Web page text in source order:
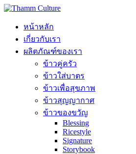
หน้าหลัก
เกี่ยวกับเรา
ผลิตภัณฑ์ของเรา
ข้าวคู่ครัว
ข้าวใส่บาตร
ข้าวเพื่อสุขภาพ
ข้าวสุญญากาศ
ข้าวของขวัญ
Blessing
Ricestyle
Signature
Storybook